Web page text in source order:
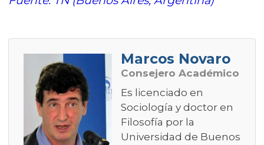
Marcos Novaro
Consejero Académico
Es licenciado en
Sociología y doctor en
Filosofía por la
Universidad de Buenos